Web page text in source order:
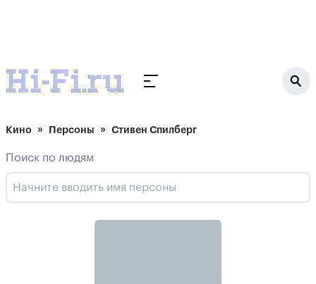
Кино Персоны Стивен Спилберг
Поиск по людям